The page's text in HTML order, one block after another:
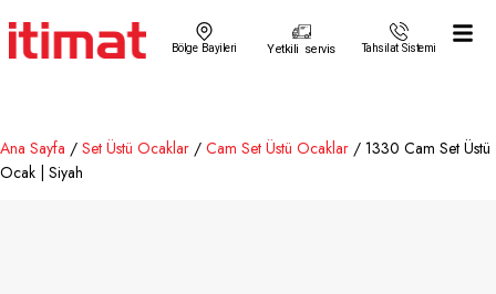
Bölge Bayileri Yetkili servis Tahsilat Sistemi
Ana Sayfa / Set Üstü Ocaklar / Cam Set Üstü Ocaklar / 1330 Cam Set Üstü
Ocak | Siyah